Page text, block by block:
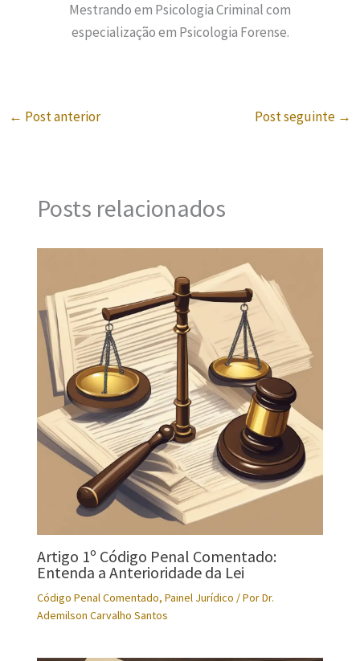
Mestrando em Psicologia Criminal com
especialização em Psicologia Forense.
← Post anterior Post seguinte →
Posts relacionados
Artigo 1º Código Penal Comentado:
Entenda a Anterioridade da Lei
Código Penal Comentado, Painel Jurídico / PorDr.
Ademilson Carvalho Santos